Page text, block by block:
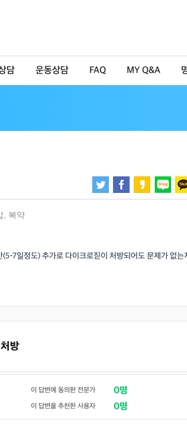
담 운동상담 FAQ MY Q&A
복약
7일정도) 추가로 다이크로짇이 처방되어도 문제가 없는
방
이 답변에 동의한 전문가 0명
이 답변을 추천한 사용자 0명